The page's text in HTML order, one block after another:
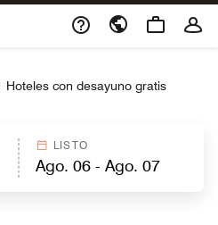
Hoteles con desayuno gratis
LISTO